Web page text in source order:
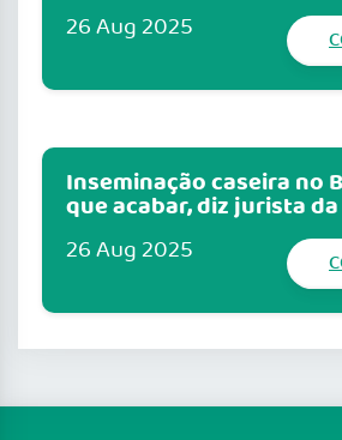
26 Aug 2025
Inseminação caseira no
que acabar, diz jurista da
26 Aug 2025